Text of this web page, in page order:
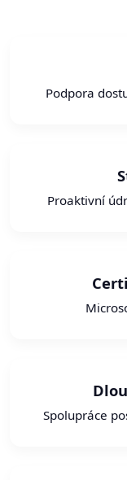
Podpora
Proaktivní
Spolupráce